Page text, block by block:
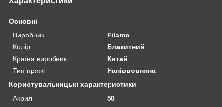
Основні
Виробник
Filamo
Колір
Блакитний
Країна виробник
Китай
Тип пряжі
Напіввовняна
Користувальницькі характеристики
Акрил
50